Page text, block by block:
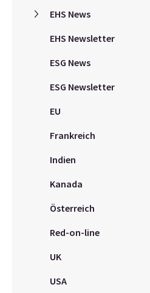
EHS News
EHS Newsletter
ESG News
ESG Newsletter
EU
Frankreich
Indien
Kanada
Österreich
Red-on-line
UK
USA